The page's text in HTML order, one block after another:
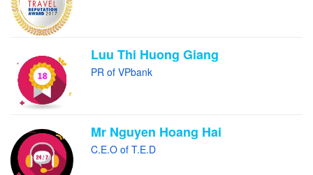
Luu Thi Huong Giang
PR of VPbank
Mr Nguyen Hoang Hai
C.E.O of T.E.D